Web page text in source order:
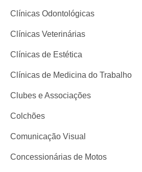
Clínicas Odontológicas
Clínicas Veterinárias
Clínicas de Estética
Clínicas de Medicina do Trabalho
Clubes e Associações
Colchões
Comunicação Visual
Concessionárias de Motos